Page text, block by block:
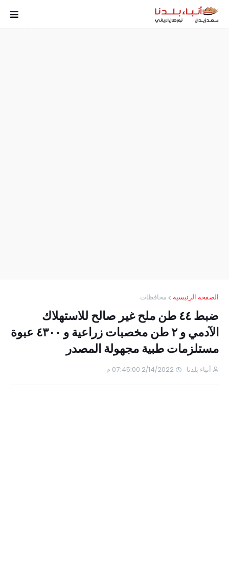
الصفحة الرئيسية محافظات
ضبط ٤٤ طن ملح غير صالح للاستهلاك
الآدمي و ٢ طن مخصبات زراعية و ٤٣٠٠ عبوة
مستلزمات طبية مجهولة المصدر
أنباء بلدنا 2/14/2022 07:45:00 م